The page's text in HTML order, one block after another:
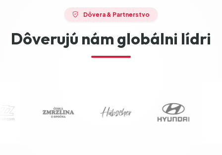
Dôvera & Partnerstvo
Dôverujú nám globálni lídri